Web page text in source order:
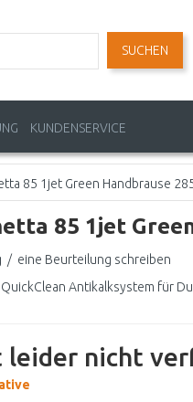
SUCHEN
KUNDENSERVICE
85 1jet Green Handbrause
85 1jet
/ eine Beurteilung schreiben
Antikalksystem für
leider nicht